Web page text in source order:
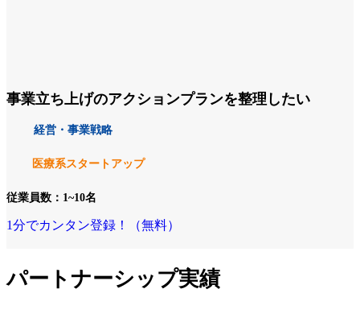
事業立ち上げのアクションプランを整理したい
経営・事業戦略
医療系スタートアップ
従業員数：1~10名
1分でカンタン登録！（無料）
パートナーシップ実績